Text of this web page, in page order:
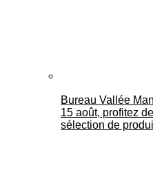
Bureau Vallée
15 août, profitez
sélection de